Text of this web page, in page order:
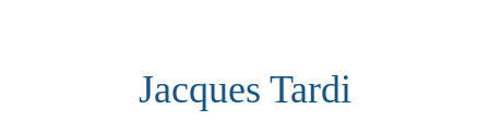
Jacques Tardi